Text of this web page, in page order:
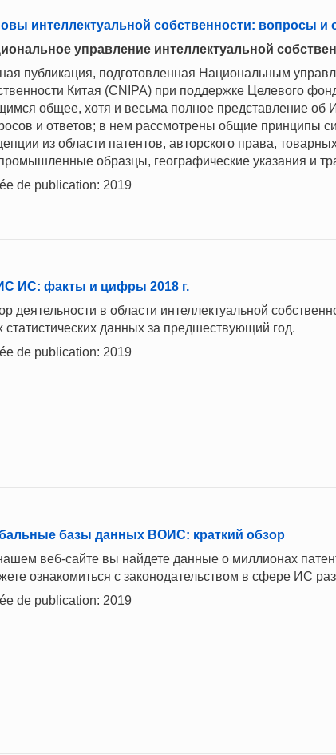
интеллектуальной собственности: вопросы и
управление интеллектуальной
публикация, подготовленная Национальным
Китая (CNIPA) при поддержке Целевого
общее, хотя и весьма полное представление
и ответов; в нем рассмотрены общие принципы
из области патентов, авторского права,
образцы, географические указания и
de publication: 2019
ИС: факты и цифры 2018 г.
деятельности в области интеллектуальной
статистических данных за предшествующий год.
de publication: 2019
базы данных ВОИС: краткий обзор
веб-сайте вы найдете данные о миллионах
ознакомиться с законодательством в сфере ИС
de publication: 2019